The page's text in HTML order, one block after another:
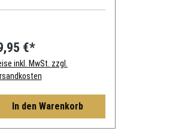
€*
inkl. MwSt. zzgl.
In den Warenkorb